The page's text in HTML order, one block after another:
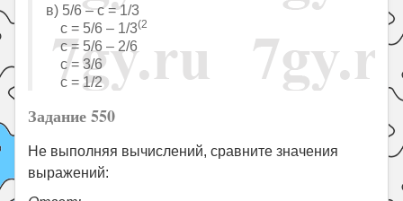
в) 5/6 – с = 1/3
с = 5/6 – 1/3(2
с = 5/6 – 2/6
с = 3/6
с = 1/2
Задание 550
Не выполняя вычислений, сравните значения
выражений: